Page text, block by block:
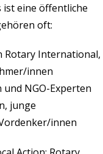
ist eine öffentliche
oft:
Rotary International,
innen
NGO-Experten
junge
innen